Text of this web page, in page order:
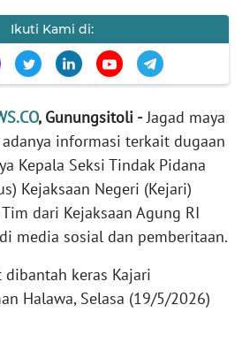
Ikuti Kami di:
, Gunungsitoli -Jagad maya
informasi terkait dugaan
Kepala Seksi Tindak Pidana
Kejaksaan Negeri (Kejari)
dari Kejaksaan Agung RI
media sosial dan pemberitaan.
keras Kajari
Halawa, Selasa (19/5/2026)